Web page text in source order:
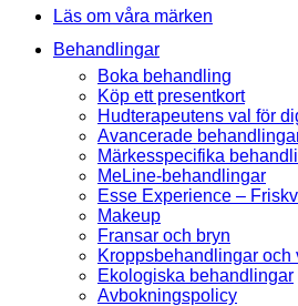
Läs om våra märken
Behandlingar
Boka behandling
Köp ett presentkort
Hudterapeutens val för
Avancerade
Märkesspecifika
MeLine-behandlingar
Esse Experience –
Makeup
Fransar och bryn
Kroppsbehandlingar och
Ekologiska behandlingar
Avbokningspolicy